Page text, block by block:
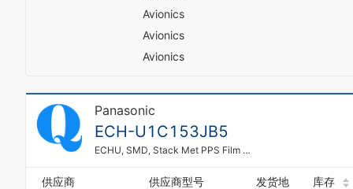
Avionics
Avionics
Avionics
Panasonic
ECH-U1C153JB5
ECHU, SMD, Stack Met PPS Film Cap
供应商 供应商型号 发货地 库存